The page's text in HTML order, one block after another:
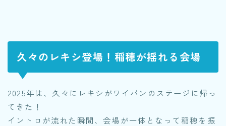
久々のレキシ登場！稲穂が揺れる会場
2025年は、久々にレキシがワイバンのステージに帰っ
てきた！
イントロが流れた瞬間、会場が一体となって稲穂を振